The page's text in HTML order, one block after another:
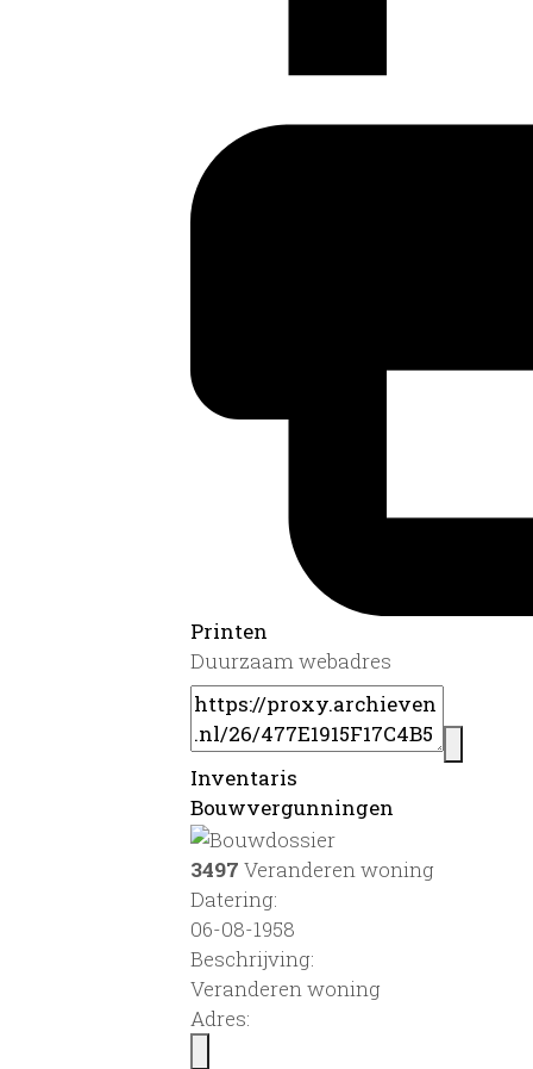
Printen
Duurzaam webadres
Inventaris
Bouwvergunningen
3497 Veranderen woning
Datering:
06-08-1958
Beschrijving:
Veranderen woning
Adres: